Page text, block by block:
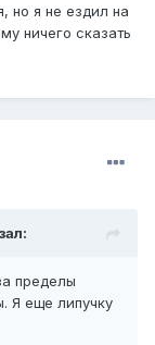
но я не ездил на
ничего сказать
пределы
Я еще липучку